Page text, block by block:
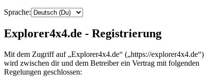
Sprache:
Explorer4x4.de - Registrierung
Mit dem Zugriff auf „Explorer4x4.de“ („https://explorer4x4.de“)
wird zwischen dir und dem Betreiber ein Vertrag mit folgenden
Regelungen geschlossen: